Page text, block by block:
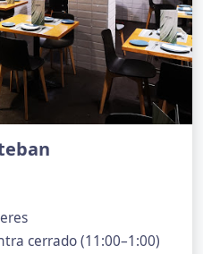
cerrado (11:00–1:00)